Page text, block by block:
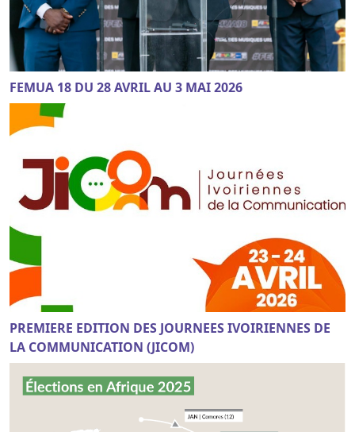
FEMUA 18 DU 28 AVRIL AU 3 MAI 2026
PREMIERE EDITION DES JOURNEES IVOIRIENNES DE
LA COMMUNICATION (JICOM)